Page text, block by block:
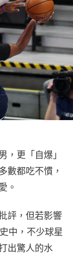
，更「自爆」
數都吃不慣，
。
評，但若影響
中，不少球星
出驚人的水